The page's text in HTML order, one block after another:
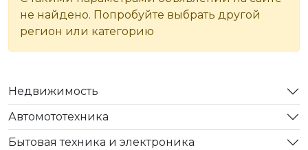
не найдено. Попробуйте выбрать другой
регион или категорию
Недвижимость
Автомототехника
Бытовая техника и электроника